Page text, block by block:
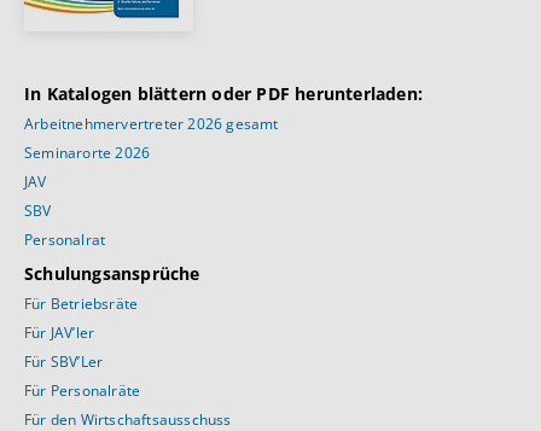
In Katalogen blättern oder PDF herunterladen:
Arbeitnehmervertreter 2026 gesamt
Seminarorte 2026
JAV
SBV
Personalrat
Schulungsansprüche
Für Betriebsräte
Für JAV’ler
Für SBV’Ler
Für Personalräte
Für den Wirtschaftsausschuss